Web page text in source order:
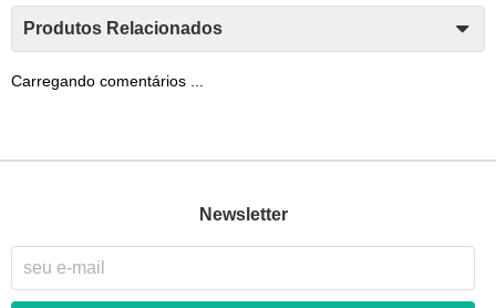
Produtos Relacionados
Carregando comentários ...
Newsletter